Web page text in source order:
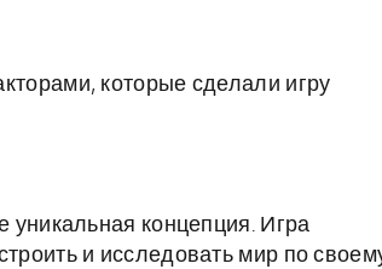
которые сделали игру
уникальная концепция. Игра
и исследовать мир по